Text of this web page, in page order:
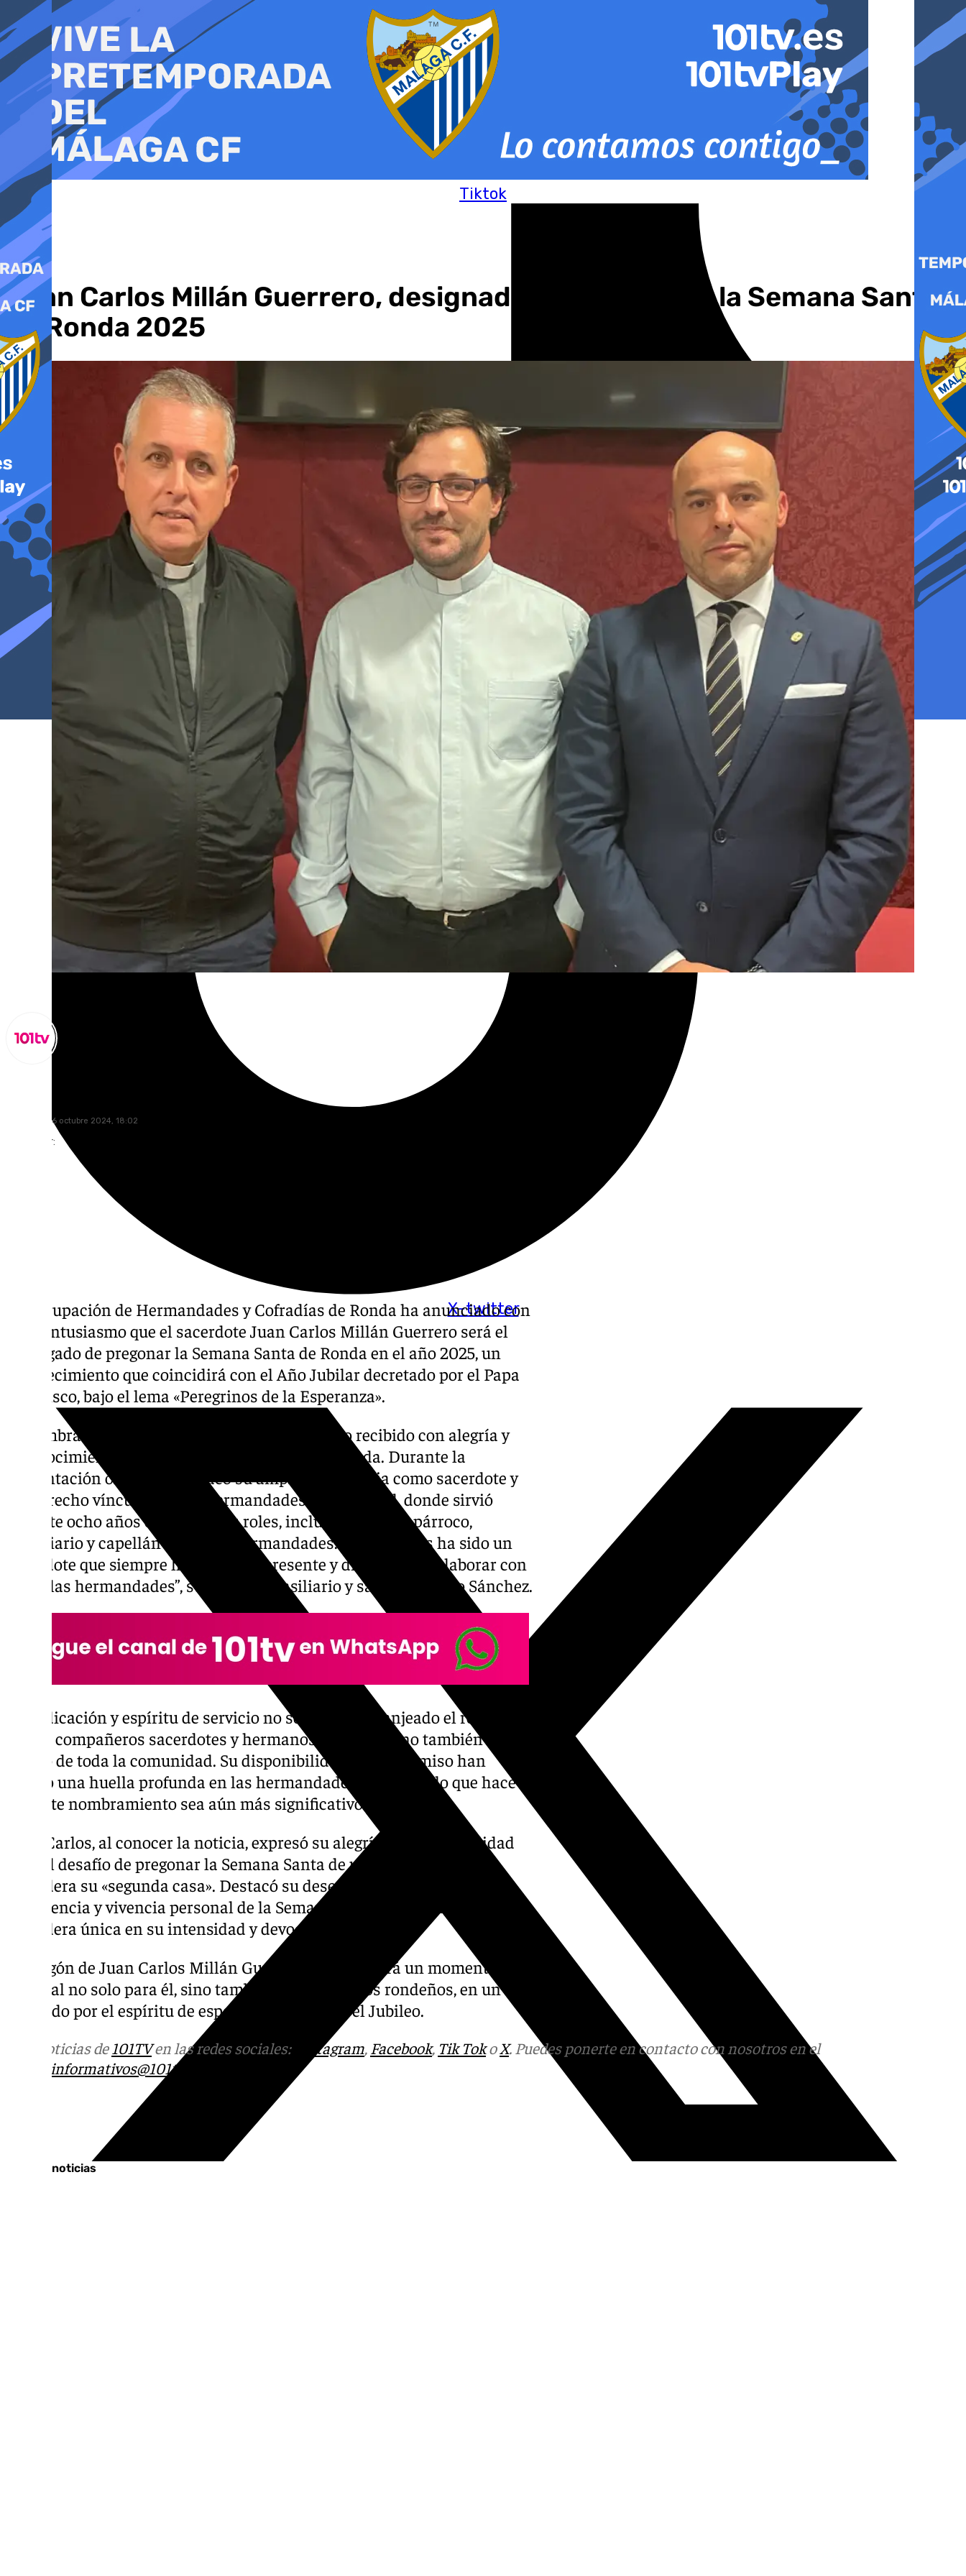
al
contenido
Tiktok
X-twitter
Juan Carlos Millán Guerrero, designado pregonero de la Semana Santa
de Ronda 2025
miércoles, 16 octubre 2024, 18:02
Compartir:
La Agrupación de Hermandades y Cofradías de Ronda ha anunciado con
gran entusiasmo que el sacerdote Juan Carlos Millán Guerrero será el
encargado de pregonar la Semana Santa de Ronda en el año 2025, un
acontecimiento que coincidirá con el Año Jubilar decretado por el Papa
Francisco, bajo el lema «Peregrinos de la Esperanza».
El nombramiento de Juan Carlos Millán ha sido recibido con alegría y
reconocimiento por la comunidad cofrade de Ronda. Durante la
presentación oficial, se destacó su amplia trayectoria como sacerdote y
su estrecho vínculo con las hermandades de la ciudad, donde sirvió
durante ocho años en diferentes roles, incluyendo como párroco,
consiliario y capellán de varias hermandades. “Juan Carlos ha sido un
sacerdote que siempre ha dicho ‘sí’, presente y dispuesto a colaborar con
todas las hermandades”, subrayó el consiliario y sacerdote paco Sánchez.
Su dedicación y espíritu de servicio no solo le han granjeado el respeto
de sus compañeros sacerdotes y hermanos cofrades, sino también el
cariño de toda la comunidad. Su disponibilidad y compromiso han
dejado una huella profunda en las hermandades de Ronda, lo que hace
que este nombramiento sea aún más significativo.
Juan Carlos, al conocer la noticia, expresó su alegría y responsabilidad
ante el desafío de pregonar la Semana Santa de una ciudad que
considera su «segunda casa». Destacó su deseo de compartir su
experiencia y vivencia personal de la Semana Santa rondeña, que
considera única en su intensidad y devoción.
El pregón de Juan Carlos Millán Guerrero en 2025 será un momento
especial no solo para él, sino también para todos los rondeños, en un año
marcado por el espíritu de esperanza que traerá el Jubileo.
Más noticias de 101TVen las redes sociales: Instagram, Facebook, Tik TokoX. Puedes ponerte en contacto con nosotros en el
informativos@101tv.es
Últimas noticias